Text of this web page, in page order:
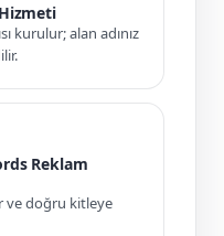
kurulur; alan adınız
Reklam
ve doğru kitleye